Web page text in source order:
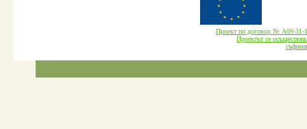
Проект по договор № А09-
Проектът се